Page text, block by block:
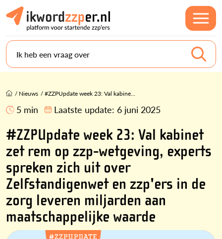
Ik heb een vraag over
/ Nieuws /#ZZPUpdate week 23: Val kabine...
5 min Laatste update: 6 juni 2025
#ZZPUpdate week 23: Val kabinet
zet rem op zzp-wetgeving, experts
spreken zich uit over
Zelfstandigenwet en zzp'ers in de
zorg leveren miljarden aan
maatschappelijke waarde